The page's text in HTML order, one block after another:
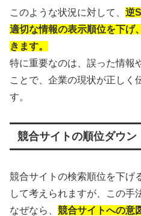
このような状況に対して、 逆
適切な情報の表示順位を下げ
きます。
特に重要なのは、誤った情報
ことで、企業の現状が正しく
す。
競合サイトの順位ダウン
競合サイトの検索順位を下げ
して考えられますが、この手
なぜなら、 競合サイトへの意